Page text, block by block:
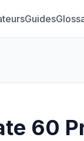
Guides
60